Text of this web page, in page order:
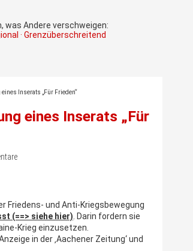
was Andere verschweigen:
· Grenzüberschreitend
Inserats „Für Frieden“
eines Inserats „Für
Friedens- und Anti-Kriegsbewegung
(==> siehe hier) . Darin fordern sie
Krieg einzusetzen.
in der ‚Aachener Zeitung‘ und